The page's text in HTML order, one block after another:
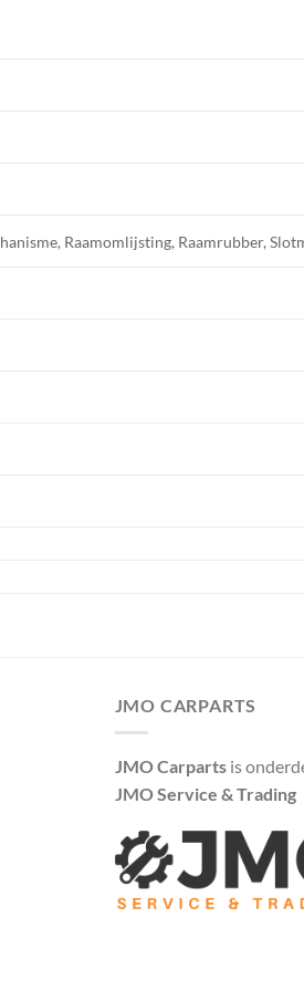
Raamomlijsting, Raamrubber,
JMO CARPARTS
JMO Carpartsis
JMO Service & Trading